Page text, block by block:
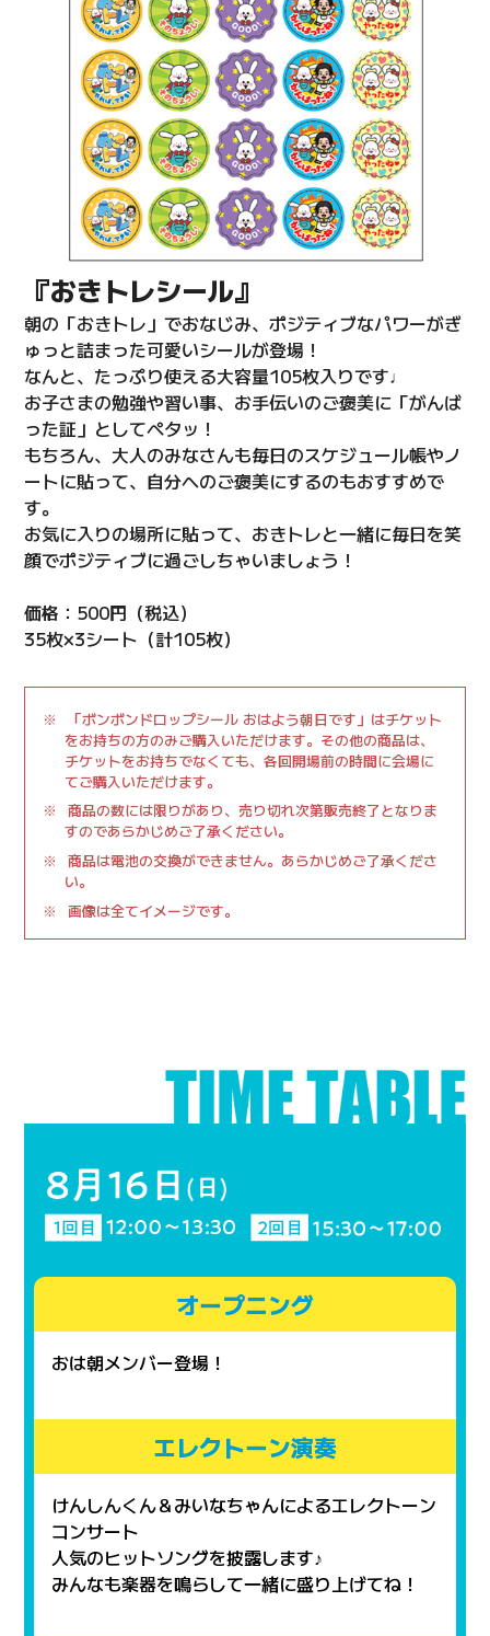
『おきトレシール』
朝の「おきトレ」でおなじみ、ポジティブなパワーがぎ
ゅっと詰まった可愛いシールが登場！
なんと、たっぷり使える大容量105枚入りです♩
お子さまの勉強や習い事、お手伝いのご褒美に「がんば
った証」としてペタッ！
もちろん、大人のみなさんも毎日のスケジュール帳やノ
ートに貼って、自分へのご褒美にするのもおすすめで
す。
お気に入りの場所に貼って、おきトレと一緒に毎日を笑
顔でポジティブに過ごしちゃいましょう！
価格：500円（税込）
35枚×3シート（計105枚）
「ボンボンドロップシール おはよう朝日です」はチケット
をお持ちの方のみご購入いただけます。その他の商品は、
チケットをお持ちでなくても、各回開場前の時間に会場に
てご購入いただけます。
商品の数には限りがあり、売り切れ次第販売終了となりま
すのであらかじめご了承ください。
商品は電池の交換ができません。あらかじめご了承くださ
い。
画像は全てイメージです。
オープニング
おは朝メンバー登場！
エレクトーン演奏
けんしんくん＆みいなちゃんによるエレクトーン
コンサート
人気のヒットソングを披露します♪
みんなも楽器を鳴らして一緒に盛り上げてね！